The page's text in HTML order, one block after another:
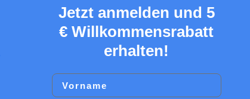
Jetzt anmelden und 5
€ Willkommensrabatt
erhalten!
Vorname